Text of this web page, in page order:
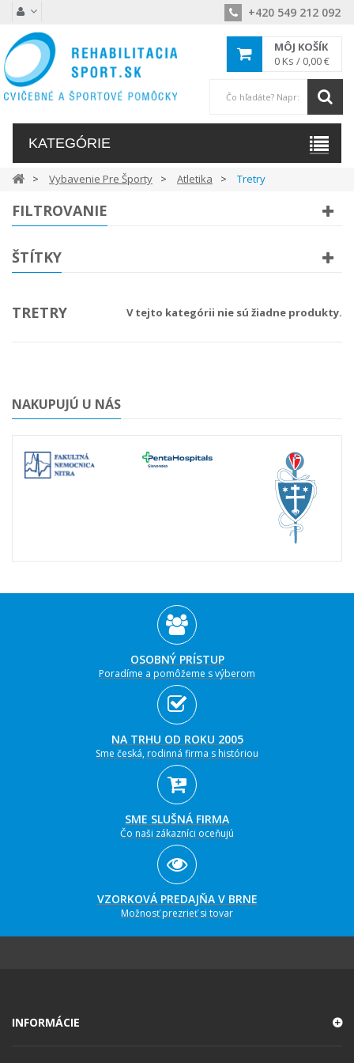
+420 549 212 092
MÔJ KOŠÍK
0 Ks / 0,00 €
KATEGÓRIE
Vybavenie Pre Športy Atletika Tretry
FILTROVANIE
ŠTÍTKY
TRETRY V tejto kategórii nie sú žiadne produkty.
NAKUPUJÚ U NÁS
OSOBNÝ PRÍSTUP
Poradíme a pomôžeme s výberom
NA TRHU OD ROKU 2005
Sme česká, rodinná firma s históriou
SME SLUŠNÁ FIRMA
Čo naši zákazníci oceňujú
VZORKOVÁ PREDAJŇA V BRNE
Možnosť prezrieť si tovar
INFORMÁCIE